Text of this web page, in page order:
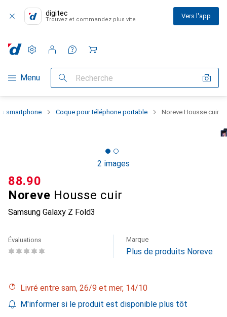
digitec
Trouvez et commandez plus vite Vers l'app
Navigation par catégorie
Menu Recherche
Paramètres
Compte client
Listes de comparaison
Listes d'envies
Panier
smartphone Coque pour téléphone portable Noreve Housse cuir
2 images
Noreve Housse cuir
Samsung Galaxy Z Fold3
CHF
88.90
Évaluations Marque
Plus de produits Noreve
Livré entre sam, 26/9 et mer, 14/10
M'informer si le produit est disponible plus tôt